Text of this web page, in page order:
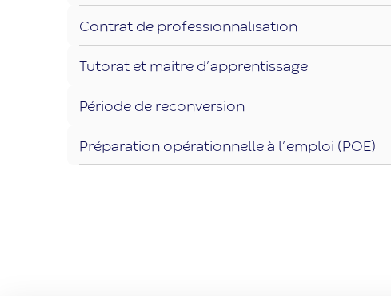
Contrat de professionnalisation
Tutorat et maitre d’apprentissage
Période de reconversion
Préparation opérationnelle à l’emploi (POE)